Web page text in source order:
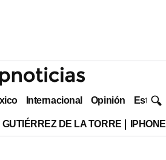
Internacional Opinión Estilo
GUTIÉRREZ DE LA TORRE